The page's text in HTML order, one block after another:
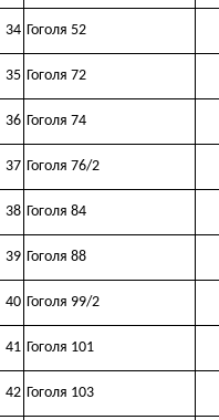
34 Гоголя 52
35 Гоголя 72
36 Гоголя 74
37 Гоголя 76/2
38 Гоголя 84
39 Гоголя 88
40 Гоголя 99/2
41 Гоголя 101
42 Гоголя 103